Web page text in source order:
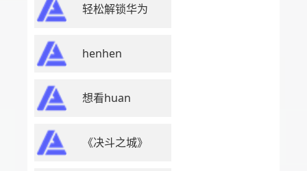
轻松解锁华为
henhen
想看huan
《决斗之城》